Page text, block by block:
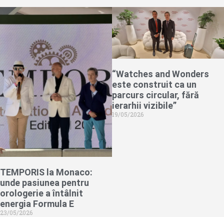
TEMPORIS la Monaco:
unde pasiunea pentru
orologerie a întâlnit
energia Formula E
23/05/2026
“Watches and Wonders
este construit ca un
parcurs circular, fără
ierarhii vizibile”
19/05/2026